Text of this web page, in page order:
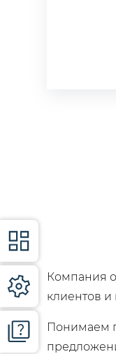
Компания
клиентов и
Понимаем